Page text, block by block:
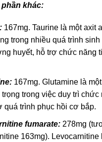
khác:
167mg. Taurine là một axit
trong nhiều quá trình
huyết, hỗ trợ chức năng
167mg. Glutamine là
trọng trong việc duy trì chức
quá trình phục hồi cơ bắp.
fumarate:278mg
163mg). Levocarnitine